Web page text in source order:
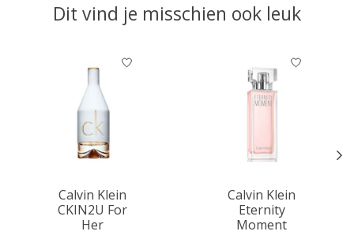
Dit vind je misschien ook leuk
Items van productcarrousel
Calvin Klein
CKIN2U For
Her
Calvin Klein
Eternity
Moment